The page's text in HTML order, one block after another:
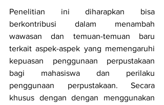
Penelitian ini diharapkan bisa
berkontribusi dalam menambah
wawasan dan temuan-temuan baru
terkait aspek-aspek yang memengaruhi
kepuasan penggunaan perpustakaan
bagi mahasiswa dan perilaku
penggunaan perpustakaan. Secara
khusus dengan dengan menggunakan